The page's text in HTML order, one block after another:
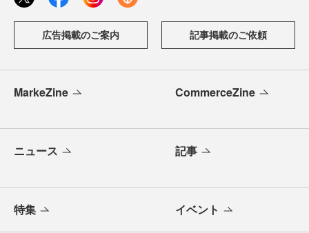
広告掲載のご案内 記事掲載のご依頼
MarkeZine CommerceZine
ニュース 記事
特集 イベント